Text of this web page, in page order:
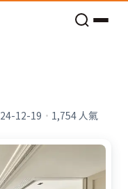
12-19 · 1,754人氣